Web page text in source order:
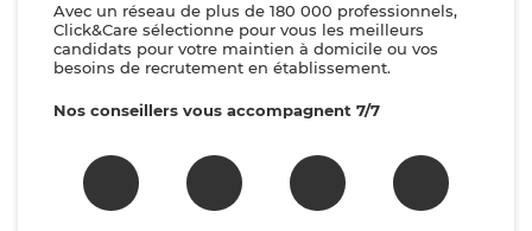
Avec un réseau de plus de 180 000 professionnels,
Click&Care sélectionne pour vous les meilleurs
candidats pour votre maintien à domicile ou vos
besoins de recrutement en établissement.
Nos conseillers vous accompagnent 7/7